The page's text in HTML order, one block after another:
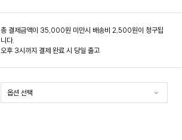
총 결제금액이 35,000원 미만시 배송비 2,500원이 청구됩
니다.
오후 3시까지 결제 완료 시 당일 출고